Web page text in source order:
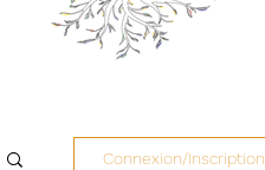
Connexion/Inscription